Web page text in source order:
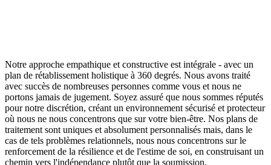
Notre approche empathique et constructive est intégrale - avec un
plan de rétablissement holistique à 360 degrés. Nous avons traité
avec succès de nombreuses personnes comme vous et nous ne
portons jamais de jugement. Soyez assuré que nous sommes réputés
pour notre discrétion, créant un environnement sécurisé et protecteur
où nous ne nous concentrons que sur votre bien-être. Nos plans de
traitement sont uniques et absolument personnalisés mais, dans le
cas de tels problèmes relationnels, nous nous concentrons sur le
renforcement de la résilience et de l'estime de soi, en construisant un
chemin vers l'indépendance plutôt que la soumission.